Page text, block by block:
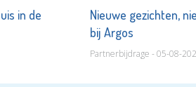
in de
Nieuwe gezichten,
bij Argos
Partnerbijdrage - 05-08-